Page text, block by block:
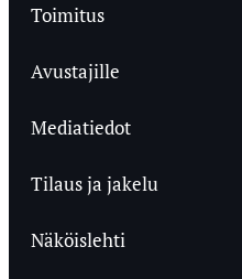
Toimitus
Avustajille
Mediatiedot
Tilaus ja jakelu
Näköislehti